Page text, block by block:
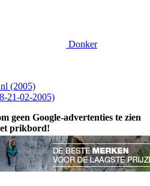
Donker
(2005)
21-02-2005)
geen Google-advertenties te zien
prikbord!